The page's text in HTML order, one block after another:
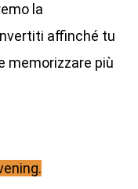
la
affinché tu
memorizzare più